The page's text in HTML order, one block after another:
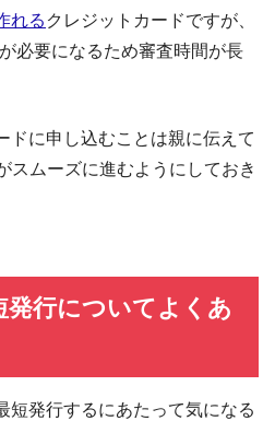
れる クレジットカードですが、
が必要になるため審査時間が長
ドに申し込むことは親に伝えて
スムーズに進むようにしておき
行についてよくあ
短発行するにあたって気になる